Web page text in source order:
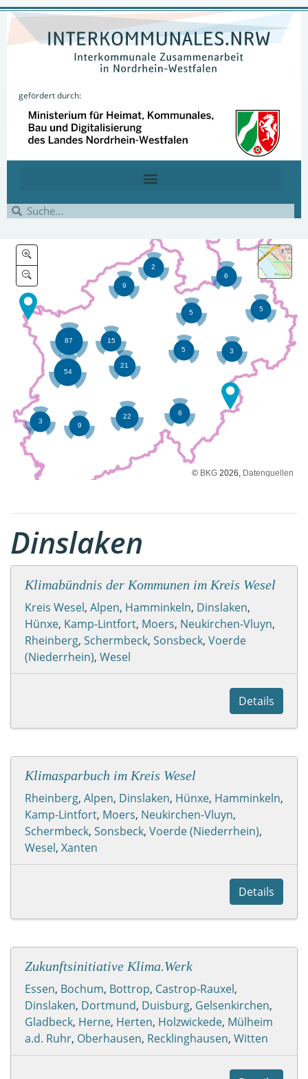
gefördert durch:
© BKG 2026, Datenquellen
Dinslaken
Klimabündnis der Kommunen im Kreis Wesel
Kreis Wesel, Alpen, Hamminkeln, Dinslaken,
Hünxe, Kamp-Lintfort, Moers, Neukirchen-Vluyn,
Rheinberg, Schermbeck, Sonsbeck, Voerde
(Niederrhein), Wesel
Details
Klimasparbuch im Kreis Wesel
Rheinberg, Alpen, Dinslaken, Hünxe, Hamminkeln,
Kamp-Lintfort, Moers, Neukirchen-Vluyn,
Schermbeck, Sonsbeck, Voerde (Niederrhein),
Wesel, Xanten
Details
Zukunftsinitiative Klima.Werk
Essen, Bochum, Bottrop, Castrop-Rauxel,
Dinslaken, Dortmund, Duisburg, Gelsenkirchen,
Gladbeck, Herne, Herten, Holzwickede, Mülheim
a.d. Ruhr, Oberhausen, Recklinghausen, Witten